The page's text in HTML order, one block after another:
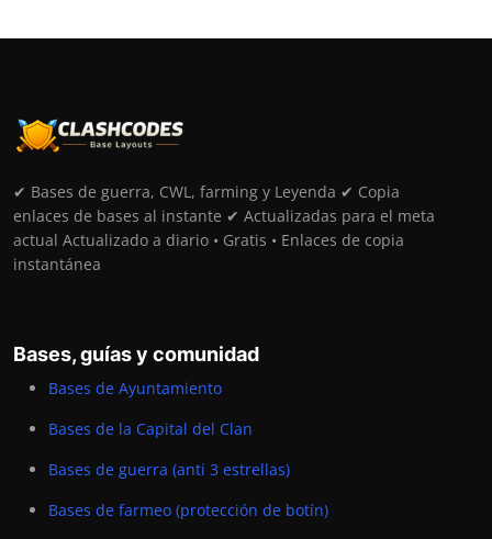
✔ Bases de guerra, CWL, farming y Leyenda ✔ Copia
enlaces de bases al instante ✔ Actualizadas para el meta
actual Actualizado a diario • Gratis • Enlaces de copia
instantánea
Bases, guías y comunidad
Bases de Ayuntamiento
Bases de la Capital del Clan
Bases de guerra (anti 3 estrellas)
Bases de farmeo (protección de botín)